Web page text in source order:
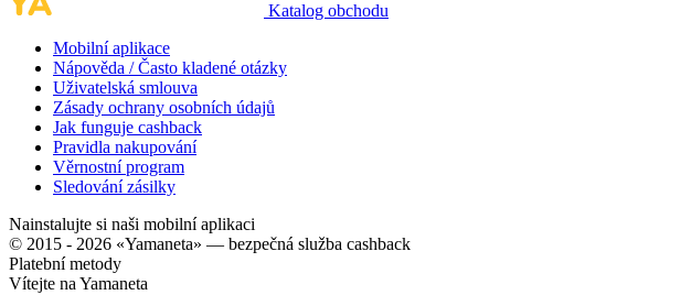
Katalog obchodu
Mobilní aplikace
Nápověda / Často kladené otázky
Uživatelská smlouva
Zásady ochrany osobních údajů
Jak funguje cashback
Pravidla nakupování
Věrnostní program
Sledování zásilky
Nainstalujte si naši mobilní aplikaci
© 2015 - 2026 «Yamaneta» — bezpečná služba cashback
Platební metody
Vítejte na Yamaneta